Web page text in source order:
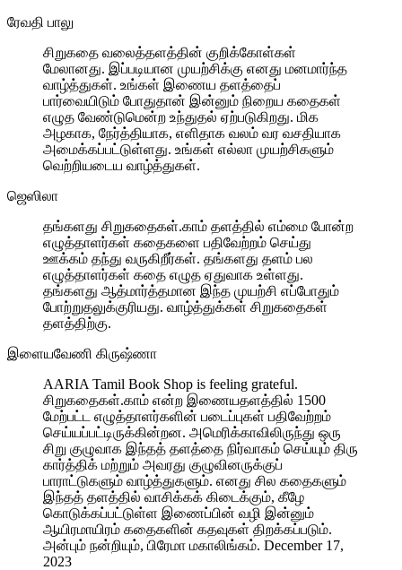
ரேவதி பாலு
சிறுகதை வலைத்தளத்தின் குறிக்கோள்கள்
மேலானது. இப்படியான முயற்சிக்கு எனது மனமார்ந்த
வாழ்த்துகள். உங்கள் இணைய தளத்தைப்
பார்வையிடும் போதுதான் இன்னும் நிறைய கதைகள்
எழுத வேண்டுமென்ற உந்துதல் ஏற்படுகிறது. மிக
அழகாக, நேர்த்தியாக, எளிதாக வலம் வர வசதியாக
அமைக்கப்பட்டுள்ளது. உங்கள் எல்லா முயற்சிகளும்
வெற்றியடைய வாழ்த்துகள்.
ஜெஸிலா
தங்களது சிறுகதைகள்.காம் தளத்தில் எம்மை போன்ற
எழுத்தாளர்கள் கதைகளை பதிவேற்றம் செய்து
ஊக்கம் தந்து வருகிறீர்கள். தங்களது தளம் பல
எழுத்தாளர்கள் கதை எழுத ஏதுவாக உள்ளது.
தங்களது ஆத்மார்த்தமான இந்த முயற்சி எப்போதும்
போற்றுதலுக்குரியது. வாழ்த்துக்கள் சிறுகதைகள்
தளத்திற்கு.
இளையவேணி கிருஷ்ணா
AARIA Tamil Book Shop is feeling grateful.
சிறுகதைகள்.காம் என்ற இணையதளத்தில் 1500
மேற்பட்ட எழுத்தாளர்களின் படைப்புகள் பதிவேற்றம்
செய்யப்பட்டிருக்கின்றன. அமெரிக்காவிலிருந்து ஒரு
சிறு குழுவாக இந்தத் தளத்தை நிர்வாகம் செய்யும் திரு
கார்த்திக் மற்றும் அவரது குழுவினருக்குப்
பாராட்டுகளும் வாழ்த்துகளும். எனது சில கதைகளும்
இந்தத் தளத்தில் வாசிக்கக் கிடைக்கும், கீழே
கொடுக்கப்பட்டுள்ள இணைப்பின் வழி இன்னும்
ஆயிரமாயிரம் கதைகளின் கதவுகள் திறக்கப்படும்.
அன்பும் நன்றியும், பிரேமா மகாலிங்கம். December 17,
2023